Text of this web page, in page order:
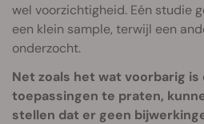
wel voorzichtigheid. Eén studie
een klein sample, terwijl een
onderzocht.
Net zoals het wat voorbarig
toepassingen te praten,
stellen dat er geen